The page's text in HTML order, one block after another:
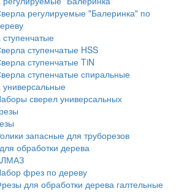
регулируемые "Балеринка" по
ступенчатые HSS
ступенчатые TiN
ступенчатые спиральные
сверел универсальных
запасные для труборезов
обработки дерева
фрез по дереву
для обработки дерева галтельные